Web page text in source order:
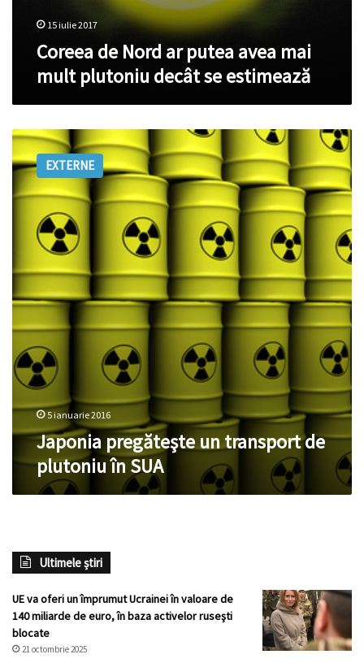
15 iulie 2017
Coreea de Nord ar putea avea mai
mult plutoniu decât se estimează
Japonia
pregăteşte
un
transport
plutoniu
EXTERNE
5 ianuarie 2016
Japonia pregăteşte un transport de
plutoniu în SUA
Ultimele știri
UE va oferi un împrumut Ucrainei în valoare de
140 miliarde de euro, în baza activelor ruseşti
blocate
21 octombrie 2025